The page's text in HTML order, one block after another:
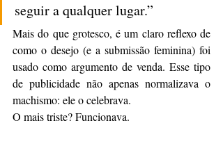
seguir a qualquer lugar.”
Mais do que grotesco, é um claro reflexo de
como o desejo (e a submissão feminina) foi
usado como argumento de venda. Esse tipo
de publicidade não apenas normalizava o
machismo: ele o celebrava.
O mais triste? Funcionava.